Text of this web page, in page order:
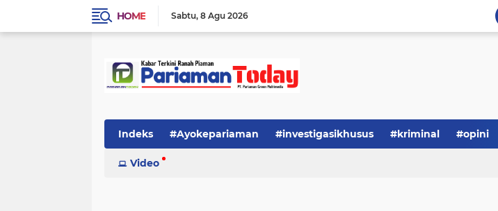
HOME Sabtu 8 Agu 2026
Indeks #Ayokepariaman #investigasikhusus #kriminal #opini
Video